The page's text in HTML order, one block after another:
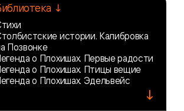
↓
истории. Калибровка
Позвонке
о Плохишах. Первые радости
о Плохишах. Птицы вещие
о Плохишах. Эдельвейс
↓